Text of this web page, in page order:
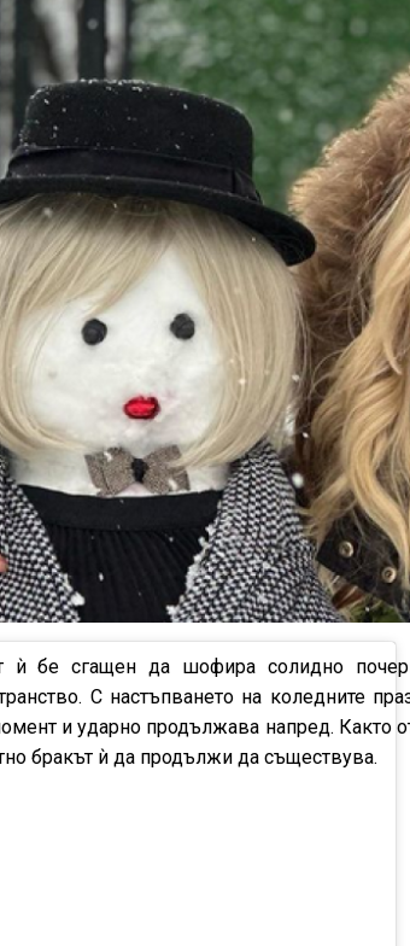
ѝ бе сгащен да шофира солидно
С настъпването на коледните
и ударно продължава напред. Както
бракът ѝ да продължи да съществува.